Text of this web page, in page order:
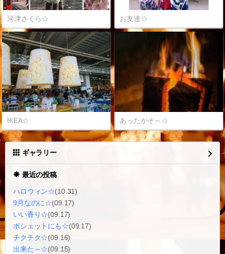
河津さくら☆ お友達☆
IKEA☆ あったかそ～☆
ギャラリー
最近の投稿
ハロウィン☆(10.31)
9月なのに☆(09.17)
いい香り☆(09.17)
ポシェットにも☆(09.17)
チクチク☆(09.16)
出来た～☆(09.15)